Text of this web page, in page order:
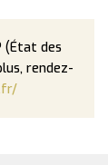
(État des
rendez-